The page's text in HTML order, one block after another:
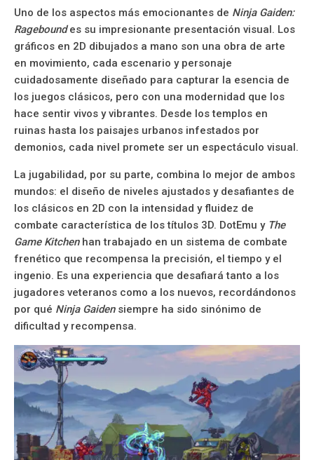
Uno de los aspectos más emocionantes de Ninja Gaiden:
Rageboundes su impresionante presentación visual. Los
gráficos en 2D dibujados a mano son una obra de arte
en movimiento, cada escenario y personaje
cuidadosamente diseñado para capturar la esencia de
los juegos clásicos, pero con una modernidad que los
hace sentir vivos y vibrantes. Desde los templos en
ruinas hasta los paisajes urbanos infestados por
demonios, cada nivel promete ser un espectáculo visual.
La jugabilidad, por su parte, combina lo mejor de ambos
mundos: el diseño de niveles ajustados y desafiantes de
los clásicos en 2D con la intensidad y fluidez de
combate característica de los títulos 3D. DotEmu y The
Game Kitchenhan trabajado en un sistema de combate
frenético que recompensa la precisión, el tiempo y el
ingenio. Es una experiencia que desafiará tanto a los
jugadores veteranos como a los nuevos, recordándonos
por qué Ninja Gaidensiempre ha sido sinónimo de
dificultad y recompensa.